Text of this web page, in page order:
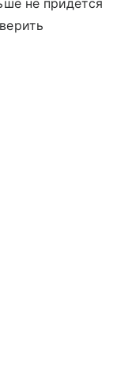
не придется